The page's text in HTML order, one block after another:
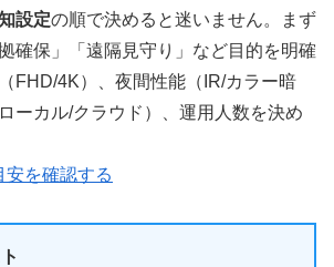
設定の順で決めると迷いません。まず
確保」「遠隔見守り」など目的を明確
FHD/4K）、夜間性能（IR/カラー暗
ーカル/クラウド）、運用人数を決め
を確認する